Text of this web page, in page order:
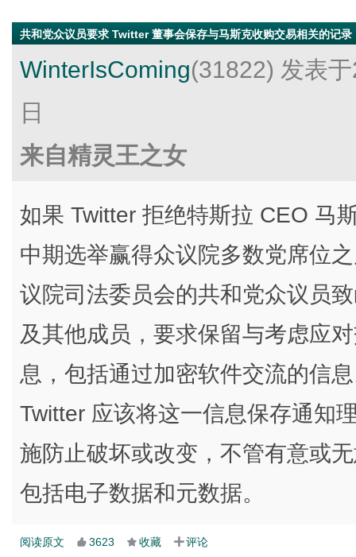
共和党众议员要求 Twitter 董事会保存与马斯克收购交易相关的记录
WinterIsComing(31822) 发表
日
来自精灵王之女
如果 Twitter 拒绝特斯拉 CEO 马
中期选举赢得众议院多数党席位
议院司法委员会的共和党众议员
及其他成员，要求保留与考虑应
息，包括通过加密软件交流的信
Twitter 应该将这一信息保存通知
施防止破坏或改变，不管有意或
包括电子数据和元数据。
阅读原文 3623 收藏 评论